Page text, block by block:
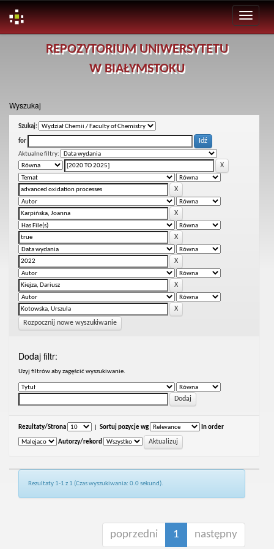
REPOZYTORIUM UNIWERSYTETU
W BIAŁYMSTOKU
Wyszukaj
Szukaj:
for
Aktualne filtry:
Rozpocznij nowe wyszukiwanie
Dodaj filtr:
Uzyj filtrów aby zagęścić wyszukiwanie.
Rezultaty/Strona Sortuj pozycje wg In order
Autorzy/rekord
Rezultaty 1-1 z 1 (Czas wyszukiwania: 0.0 sekund).
poprzedni 1 następny